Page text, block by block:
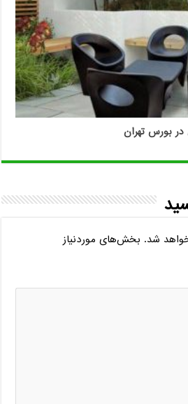
بورس تهران
شد. بخش‌های موردنیاز